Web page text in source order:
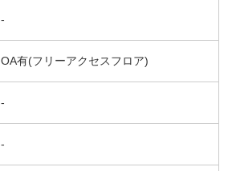
-
OA有(フリーアクセスフロア)
-
-